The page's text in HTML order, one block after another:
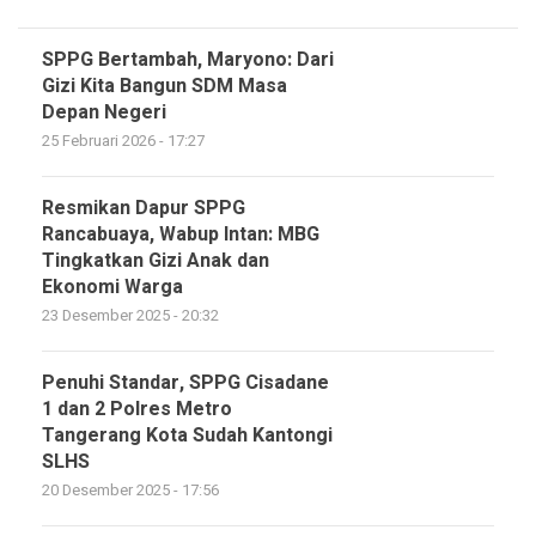
SPPG Bertambah, Maryono: Dari
Gizi Kita Bangun SDM Masa
Depan Negeri
25 Februari 2026 - 17:27
Resmikan Dapur SPPG
Rancabuaya, Wabup Intan: MBG
Tingkatkan Gizi Anak dan
Ekonomi Warga
23 Desember 2025 - 20:32
Penuhi Standar, SPPG Cisadane
1 dan 2 Polres Metro
Tangerang Kota Sudah Kantongi
SLHS
20 Desember 2025 - 17:56